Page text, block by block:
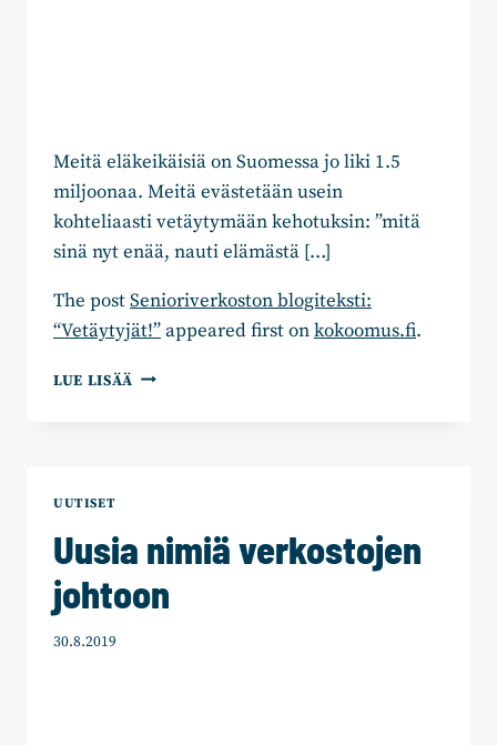
Meitä eläkeikäisiä on Suomessa jo liki 1.5
miljoonaa. Meitä evästetään usein
kohteliaasti vetäytymään kehotuksin: ”mitä
sinä nyt enää, nauti elämästä […]
The postSenioriverkoston blogiteksti:
“Vetäytyjät!”appeared first onkokoomus.fi.
LUE LISÄÄ SENIORIVERKOSTON
UUTISET
Uusia nimiä verkostojen
johtoon
30.8.2019